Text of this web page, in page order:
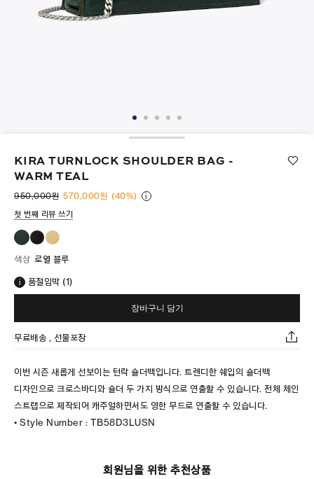
KIRA TURNLOCK SHOULDER BAG -
WARM TEAL
950,000원 570,000원 (40%) i
첫 번째 리뷰 쓰기
색상 로열 블루
품절임박 (1)
장바구니 담기
무료배송 , 선물포장
이번 시즌 새롭게 선보이는 턴락 숄더백입니다. 트렌디한 쉐입의 숄더백
디자인으로 크로스바디와 숄더 두 가지 방식으로 연출할 수 있습니다. 전체 체인
스트랩으로 제작되어 캐주얼하면서도 영한 무드로 연출할 수 있습니다.
• Style Number : TB58D3LUSN
회원님을 위한 추천상품